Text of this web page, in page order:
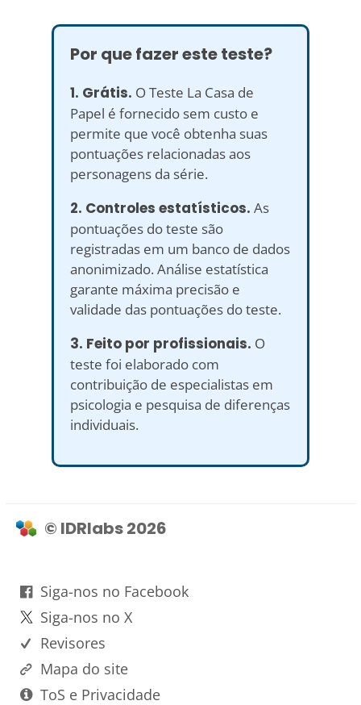
Por que fazer este teste?
1. Grátis. O Teste La Casa de
Papel é fornecido sem custo e
permite que você obtenha suas
pontuações relacionadas aos
personagens da série.
2. Controles estatísticos. As
pontuações do teste são
registradas em um banco de dados
anonimizado. Análise estatística
garante máxima precisão e
validade das pontuações do teste.
3. Feito por profissionais. O
teste foi elaborado com
contribuição de especialistas em
psicologia e pesquisa de diferenças
individuais.
© IDRlabs 2026
Siga-nos no Facebook
Siga-nos no X
Revisores
Mapa do site
ToS e Privacidade